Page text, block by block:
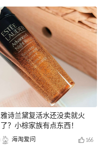
雅诗兰黛复活水还没卖就火
了？小棕家族有点东西！
海淘爱问 166